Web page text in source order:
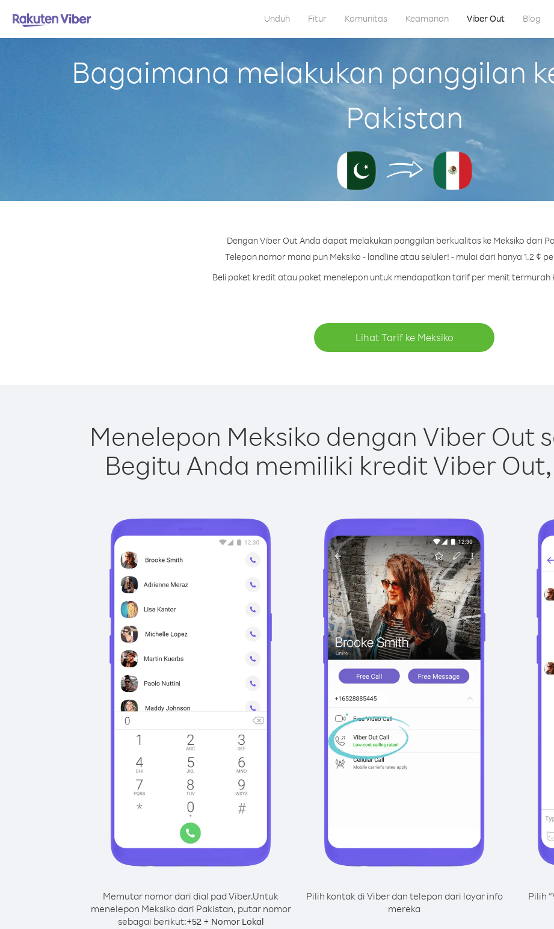
Unduh Fitur Komunitas Keamanan Viber Out Blog
Bagaimana melakukan panggilan
Pakistan
Dengan Viber Out Anda dapat melakukan panggilan berkualitas ke Meksiko dari
Telepon nomor mana pun Meksiko - landline atau seluler! - mulai dari hanya 1.2 ¢
Beli paket kredit atau paket menelepon untuk mendapatkan tarif per menit termurah
Lihat Tarif ke Meksiko
Menelepon Meksiko dengan Viber Out
Begitu Anda memiliki kredit Viber
Memutar nomor dari dial pad Viber.Untuk
menelepon Meksiko dari Pakistan, putar nomor
sebagai berikut:+52+ Nomor Lokal
Pilih kontak di Viber dan telepon dari layar info
mereka
Pilih